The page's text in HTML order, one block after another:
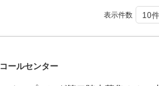
表示件数
コールセンター